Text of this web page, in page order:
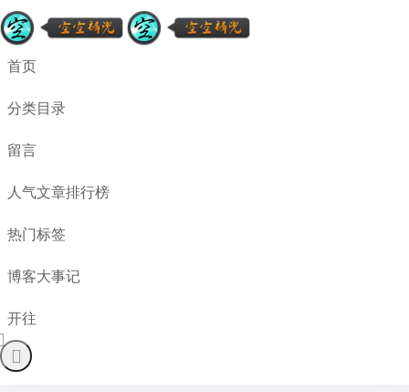
首页
分类目录
留言
人气文章排行榜
热门标签
博客大事记
开往